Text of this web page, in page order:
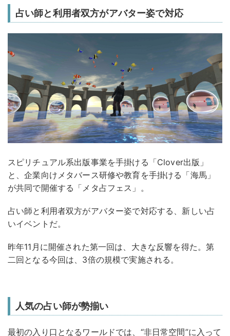
占い師と利用者双方がアバター姿で対応
スピリチュアル系出版事業を手掛ける「Clover出版」
と、企業向けメタバース研修や教育を手掛ける「海馬」
が共同で開催する「メタ占フェス」。
占い師と利用者双方がアバター姿で対応する、新しい占
いイベントだ。
昨年11月に開催された第一回は、大きな反響を得た。第
二回となる今回は、3倍の規模で実施される。
人気の占い師が勢揃い
最初の入り口となるワールドでは、“非日常空間”に入って